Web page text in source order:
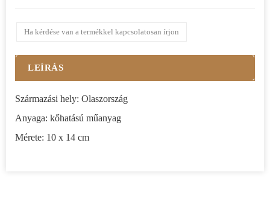
Ha kérdése van a termékkel kapcsolatosan írjon
LEÍRÁS
Származási hely: Olaszország
Anyaga: kőhatású műanyag
Mérete: 10 x 14 cm